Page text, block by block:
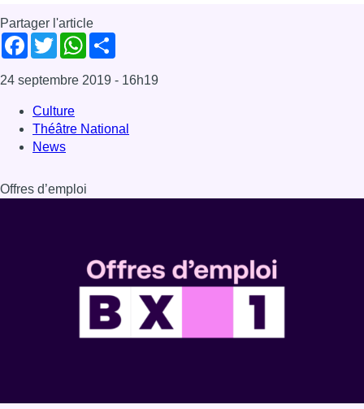
Partager l'article
Facebook
TwitterWhatsApp
24 septembre 2019 - 16h19
Culture
Théâtre National
News
Offres d’emploi